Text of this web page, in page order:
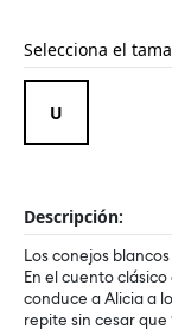
Selecciona el
Descripción:
Los conejos
En el cuento
conduce a Alicia a
repite sin cesar